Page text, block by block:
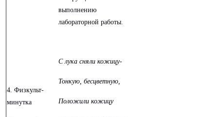
4. Физкульт-
минутка
выполнению
лабораторной работы.
С лука сняли кожицу-
Тонкую, бесцветную,
Положили кожицу